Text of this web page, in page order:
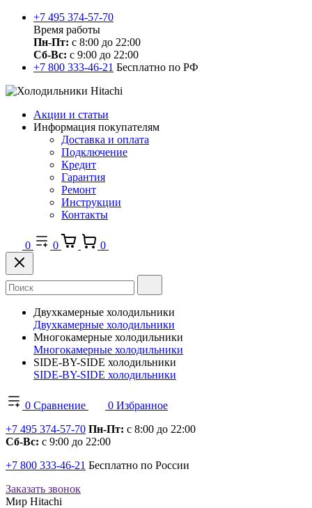
+7 495 374-57-70
Время работы
Пн-Пт: с 8:00 до 22:00
Сб-Вс: с 9:00 до 22:00
+7 800 333-46-21 Бесплатно по РФ
Акции и статьи
Информация покупателям
Доставка и оплата
Подключение
Кредит
Гарантия
Ремонт
Инструкции
Контакты
0 0 0
Двухкамерные холодильники
Двухкамерные холодильники
Многокамерные холодильники
Многокамерные холодильники
SIDE-BY-SIDE холодильники
SIDE-BY-SIDE холодильники
0 Сравнение 0 Избранное
+7 495 374-57-70 Пн-Пт: с 8:00 до 22:00
Сб-Вс: с 9:00 до 22:00
+7 800 333-46-21 Бесплатно по России
Заказать звонок
Мир Hitachi